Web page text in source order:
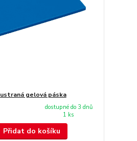
gelová páska
dostupné do 3 dnů
1 ks
Přidat do košíku